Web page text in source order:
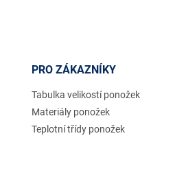
PRO ZÁKAZNÍKY
Tabulka velikostí ponožek
Materiály ponožek
Teplotní třídy ponožek